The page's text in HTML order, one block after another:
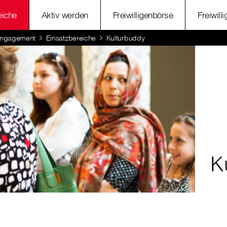
Aktiv werden Freiwilligenbörse
Einsatzbereiche Kulturbuddy